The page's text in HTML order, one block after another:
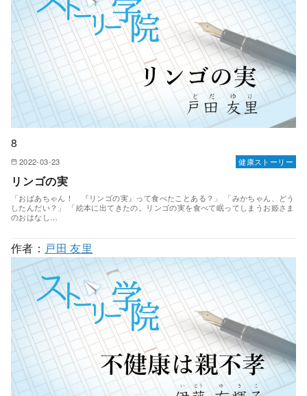
8
2022-03-23 健康ストーリー
リンゴの実
「おばあちゃん！ 『リンゴの実』って食べたことある？」 「みかちゃん、どう
したんだい？」 「絵本に出てきたの。リンゴの実を食べて眠ってしまうお姫さま
のおはなし…
作者： 戸田 友里